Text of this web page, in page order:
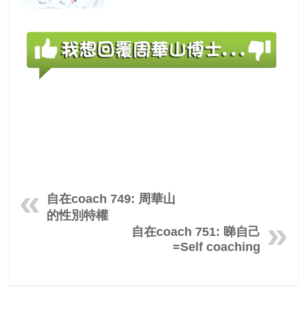
自在coach 749: 周華山
的性別特權
自在coach 751: 睇自己
=Self coaching